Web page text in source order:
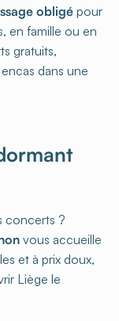
obligé pour
en famille ou en
gratuits,
dans une
concerts ?
vous accueille
et à prix doux,
Liège le